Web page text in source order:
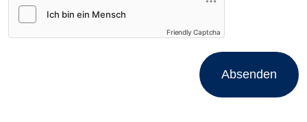
Friendly Captcha
Absenden